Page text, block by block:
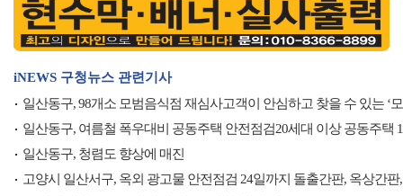
iNEWS 구청뉴스 관련기사
일산동구, 98개소 모범음식점 재심사고객이 안심하고 찾을 수 있는 ‘
일산동구, 여름철 폭우대비 공동주택 안전점검20세대 이상 공동주택
일산동구, 청렴도 향상에 매진
고양시 일산서구, 옥외 광고물 안전점검 24일까지 돌출간판, 옥상간판